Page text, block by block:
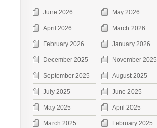
June 2026 May 2026
April 2026 March 2026
February 2026 January 2026
December 2025 November 2025
September 2025 August 2025
July 2025 June 2025
May 2025 April 2025
March 2025 February 2025